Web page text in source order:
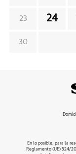
23 24
30
En lo posible, para la
Reglamento (UE) 524/